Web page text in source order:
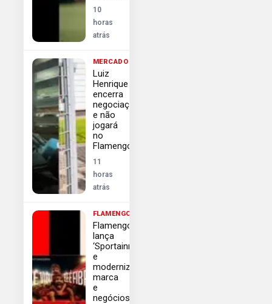
10
horas
atrás
MERCADO
Luiz
Henrique
encerra
negociação
e não
jogará
no
Flamengo
11
horas
atrás
FLAMENGO
Flamengo
lança
‘Sportainment’
e
moderniza
marca
e
negócios